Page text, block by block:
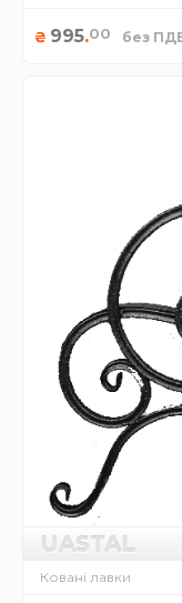
₴ 995.00 без
UASTAL
Ковані лавки